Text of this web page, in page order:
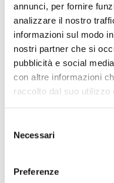
annunci, per fornire
analizzare il nostro
informazioni sul modo
nostri partner che si
pubblicità e social
con altre informazioni
raccolto dal suo utilizzo
delNecessari
Preferenze
membri, fino a un
carica tre anni e
I Vice Presidenti
Consiglio, le
Associazione. Essi
Commissione a loro
In caso di assenza o
sostituito nelle
anziano di età. In
dei Vice Presidenti,